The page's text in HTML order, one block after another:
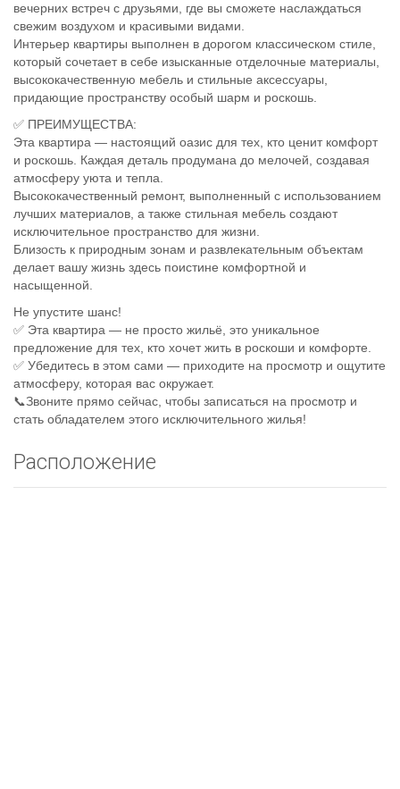
вечерних встреч с друзьями, где вы сможете наслаждаться
свежим воздухом и красивыми видами.
Интерьер квартиры выполнен в дорогом классическом стиле,
который сочетает в себе изысканные отделочные материалы,
высококачественную мебель и стильные аксессуары,
придающие пространству особый шарм и роскошь.
✅ ПРЕИМУЩЕСТВА:
Эта квартира — настоящий оазис для тех, кто ценит комфорт
и роскошь. Каждая деталь продумана до мелочей, создавая
атмосферу уюта и тепла.
Высококачественный ремонт, выполненный с использованием
лучших материалов, а также стильная мебель создают
исключительное пространство для жизни.
Близость к природным зонам и развлекательным объектам
делает вашу жизнь здесь поистине комфортной и
насыщенной.
Не упустите шанс!
✅ Эта квартира — не просто жильё, это уникальное
предложение для тех, кто хочет жить в роскоши и комфорте.
✅ Убедитесь в этом сами — приходите на просмотр и ощутите
атмосферу, которая вас окружает.
📞Звоните прямо сейчас, чтобы записаться на просмотр и
стать обладателем этого исключительного жилья!
Расположение